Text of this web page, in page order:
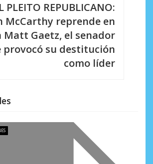
PLEITO REPUBLICANO:
McCarthy reprende en
Matt Gaetz, el senador
provocó su destitución
como líder